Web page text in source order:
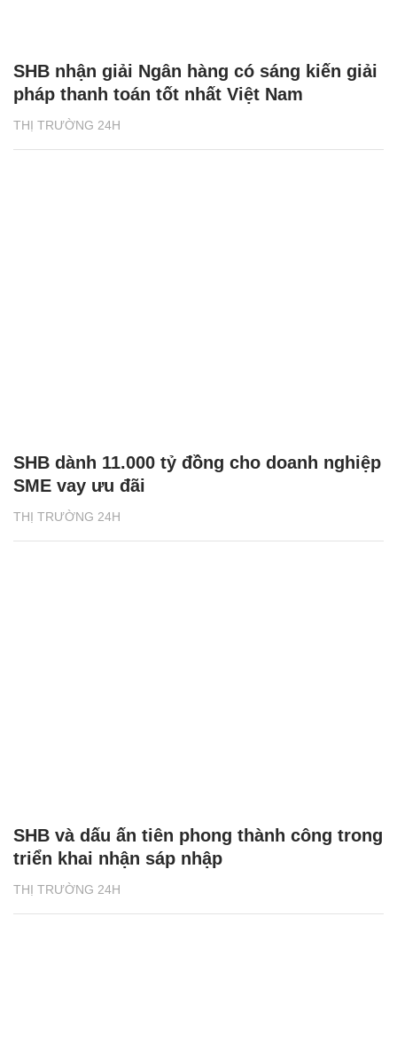
THỊ TRƯỜNG 24H
SHB nhận giải Ngân hàng có sáng kiến giải
pháp thanh toán tốt nhất Việt Nam
THỊ TRƯỜNG 24H
SHB dành 11.000 tỷ đồng cho doanh nghiệp
SME vay ưu đãi
THỊ TRƯỜNG 24H
SHB và dấu ấn tiên phong thành công trong
triển khai nhận sáp nhập